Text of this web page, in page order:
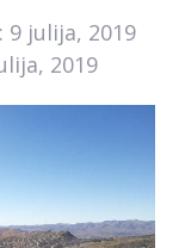
julija, 2019
2019